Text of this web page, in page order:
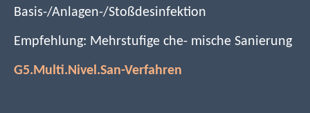
Basis-/Anlagen-/Stoßdesinfektion
Empfehlung: Mehrstufige che- mische Sanierung
G5.Multi.Nivel.San-Verfahren